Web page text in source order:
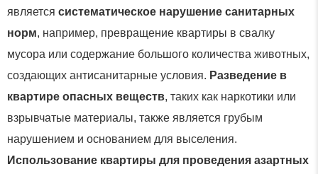
является систематическое нарушение санитарных
норм, например, превращение квартиры в свалку
мусора или содержание большого количества животных,
создающих антисанитарные условия. Разведение в
квартире опасных веществ, таких как наркотики или
взрывчатые материалы, также является грубым
нарушением и основанием для выселения.
Использование квартиры для проведения азартных